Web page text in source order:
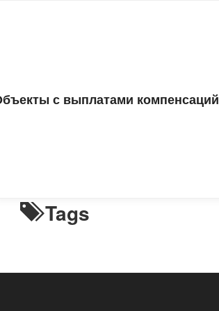
с выплатами компенсаций
РНВ
Tags